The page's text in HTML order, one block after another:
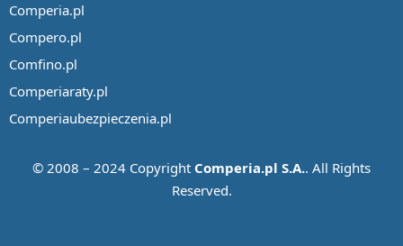
Comperia.pl
Compero.pl
Comfino.pl
Comperiaraty.pl
Comperiaubezpieczenia.pl
© 2008 – 2024 Copyright Comperia.pl S.A.. All Rights
Reserved.